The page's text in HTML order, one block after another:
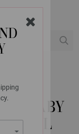
BABY
COOL